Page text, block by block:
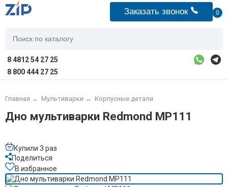
Заказать звонок 0
8 4812 54 27 25
8 800 444 27 25
Главная → Мультиварки → Корпусные детали
Дно мультиварки Redmond MP111
Купили 3 раз
Поделиться
В избранное